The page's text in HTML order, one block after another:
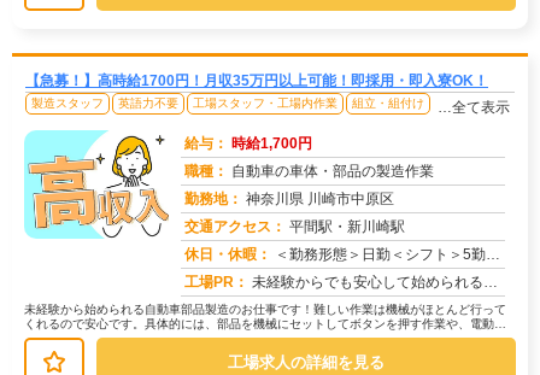
【急募！】高時給1700円！月収35万円以上可能！即採用・即入寮OK！
製造スタッフ 英語力不要 工場スタッフ・工場内作業 組立・組付け …全て表示
給与： 時給1,700円
職種： 自動車の車体・部品の製造作業
勤務地： 神奈川県 川崎市中原区
交通アクセス： 平間駅・新川崎駅
休日・休暇：
＜勤務形態＞日勤＜シフト＞5勤２休＜休日＞土日長期休暇GW 夏季 年末年始
工場PR： 未経験からでも安心して始められるお仕事です！→ 経験・学歴・スキルは一切不問です！未経験で活躍している方が多数いま...
未経験から始められる自動車部品製造のお仕事です！難しい作業は機械がほとんど行って
くれるので安心です。具体的には、部品を機械にセットしてボタンを押す作業や、電動ド
ライバーを使って部品を組み付ける作...
工場求人の詳細を見る